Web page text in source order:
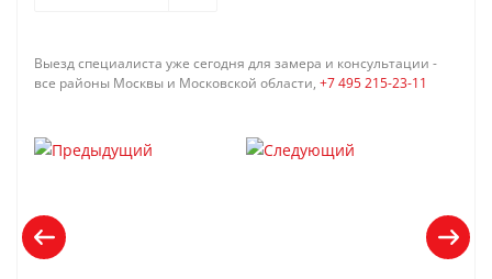
Выезд специалиста уже сегодня для замера и консультации -
все районы Москвы и Московской области, +7 495 215-23-11